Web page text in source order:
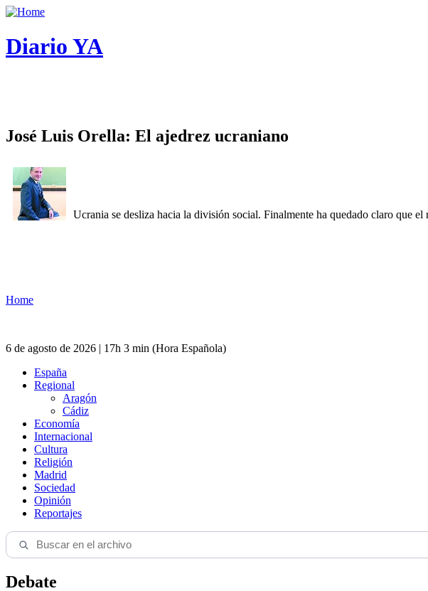
Diario YA
José Luis Orella: El ajedrez ucraniano
Ucrania se desliza hacia la división social. Finalmente ha quedado claro que
Home
6 de agosto de 2026 | 17h 3 min (Hora Española)
España
Regional
Aragón
Cádiz
Economía
Internacional
Cultura
Religión
Madrid
Sociedad
Opinión
Reportajes
Debate